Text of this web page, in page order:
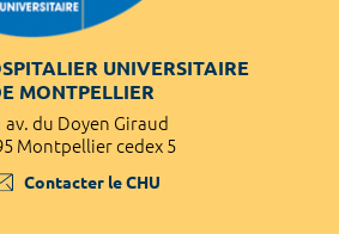
UNIVERSITAIRE
MONTPELLIER
av. du Doyen Giraud
Montpellier cedex 5
Contacter le CHU